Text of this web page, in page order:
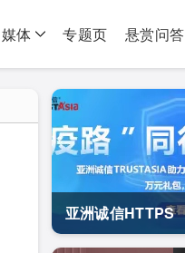
媒体 专题页 悬赏问答
亚洲诚信HTTPS